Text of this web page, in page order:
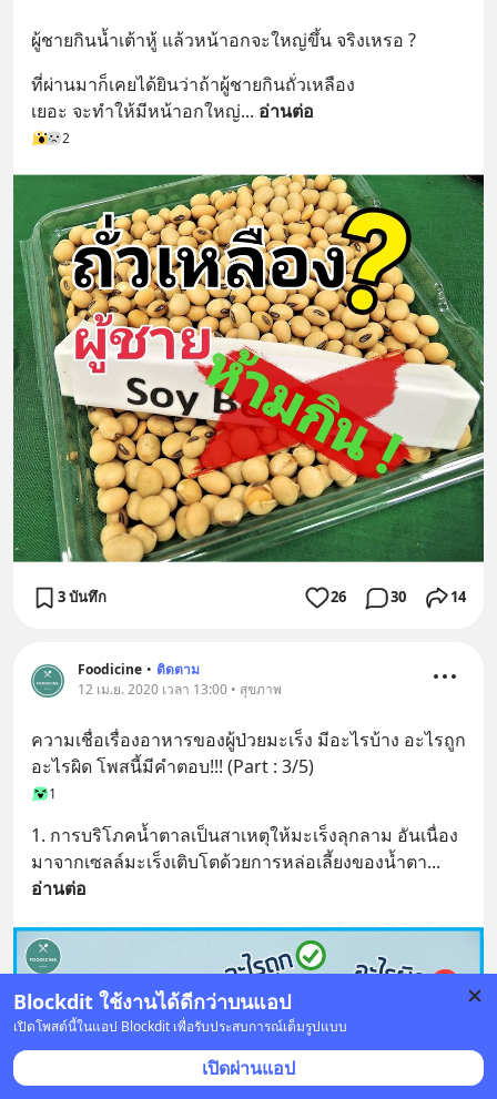
Blockdit ใช้งานได้ดีกว่าบนแอป
เปิดโพสต์นี้ในแอป Blockdit เพื่อรับประสบการณ์เต็มรูปแบบ
เปิดผ่านแอป
ผู้ชายกินน้ำเต้าหู้ แล้วหน้าอกจะใหญ่ขึ้น จริงเหรอ ?
ที่ผ่านมาก็เคยได้ยินว่าถ้าผู้ชายกินถั่วเหลือง
เยอะ จะทำให้มีหน้าอกใหญ่... อ่านต่อ
2
3 บันทึก 26 30 14
Foodicine • ติดตาม
12 เม.ย. 2020 เวลา 13:00 • สุขภาพ
ความเชื่อเรื่องอาหารของผู้ป่วยมะเร็ง มีอะไรบ้าง อะไรถูก
อะไรผิด โพสนี้มีคำตอบ!!! (Part : 3/5)
1
1. การบริโภคน้ำตาลเป็นสาเหตุให้มะเร็งลุกลาม อันเนื่อง
มาจากเซลล์มะเร็งเติบโตด้วยการหล่อเลี้ยงของน้ำตา
อ่านต่อ